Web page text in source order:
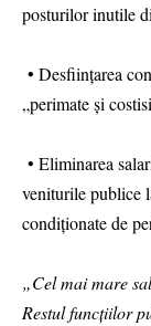
posturilor inutile
• Desființarea
„perimate și
• Eliminarea
veniturile publice
condiționate de
„Cel mai mare
Restul funcțiilor